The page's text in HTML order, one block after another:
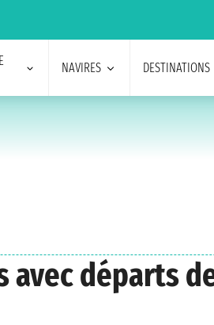
NAVIRES DESTINATIONS
départs